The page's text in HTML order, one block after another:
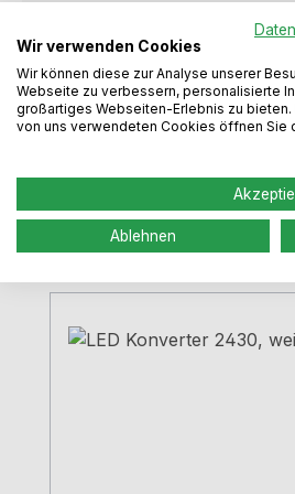
Steuerung:
Zubehör
Produktgalerie überspringen
Wir verwenden Cookies
Wir können diese zur Analyse unserer
Webseite zu verbessern, personalisierte
großartiges Webseiten-Erlebnis zu
von uns verwendeten Cookies öffnen Sie
Ablehnen